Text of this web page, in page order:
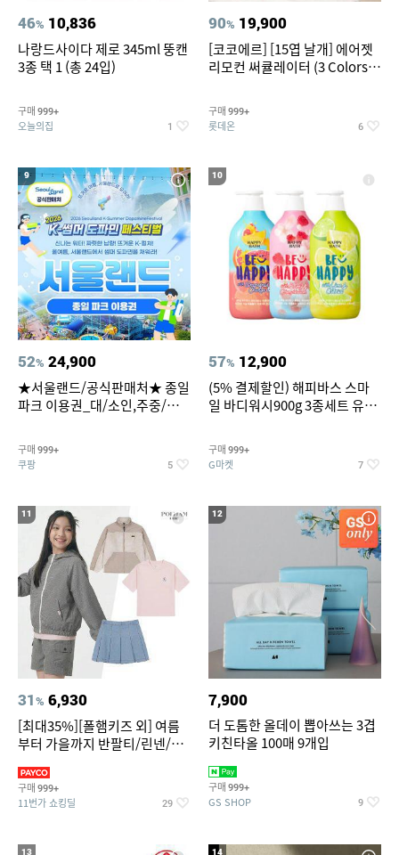
46% 10,836
나랑드사이다 제로 345ml 뚱캔
3종 택 1 (총 24입)
구매 999+
오늘의집 1
90% 19,900
[코코에르] [15엽 날개] 에어젯
리모컨 써큘레이터 (3 Colors
구매 999+
롯데온 6
9
52% 24,900
★서울랜드/공식판매처★ 종일
파크 이용권_대/소인,주중/주
구매 999+
쿠팡 5
10
57% 12,900
(5% 결제할인) 해피바스 스마
일 바디워시900g 3종세트 유
구매 999+
G마켓 7
11
31% 6,930
[최대35%][폴햄키즈 외] 여름
부터 가을까지 반팔티/린넨/맨
구매 999+
11번가 쇼킹딜 29
12
7,900
더 도톰한 올데이 뽑아쓰는 3겹
키친타올 100매 9개입
구매 999+
GS SHOP 9
13 14